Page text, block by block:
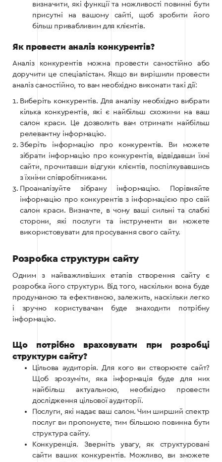
визначити, які функції та можливості повинні бути
присутні на вашому сайті, щоб зробити його
більш привабливим для клієнтів.
Як провести аналіз конкурентів?
Аналіз конкурентів можна провести самостійно або
доручити це спеціалістам. Якщо ви вирішили провести
аналіз самостійно, то вам необхідно виконати такі дії:
Виберіть конкурентів. Для аналізу необхідно вибрати
кілька конкурентів, які є найбільш схожими на ваш
салон краси. Це дозволить вам отримати найбільш
релевантну інформацію.
Зберіть інформацію про конкурентів. Ви можете
зібрати інформацію про конкурентів, відвідавши їхні
сайти, прочитавши відгуки клієнтів, поспілкувавшись
з їхніми співробітниками.
Проаналізуйте зібрану інформацію. Порівняйте
інформацію про конкурентів з інформацією про свій
салон краси. Визначте, в чому ваші сильні та слабкі
сторони, які послуги та інструменти ви можете
використовувати для просування свого сайту.
Розробка структури сайту
Одним з найважливіших етапів створення сайту є
розробка його структури. Від того, наскільки вона буде
продуманою та ефективною, залежить, наскільки легко
і зручно користувачам буде знаходити потрібну
інформацію.
Що потрібно враховувати при розробці
структури сайту?
Цільова аудиторія. Для кого ви створюєте сайт?
Щоб зрозуміти, яка інформація буде для них
найбільш актуальною, необхідно провести
дослідження цільової аудиторії.
Послуги, які надає ваш салон. Чим ширший спектр
послуг ви пропонуєте, тим більшою повинна бути
структура сайту.
Конкуренція. Зверніть увагу, як структуровані
сайти ваших конкурентів. Можливо, ви зможете